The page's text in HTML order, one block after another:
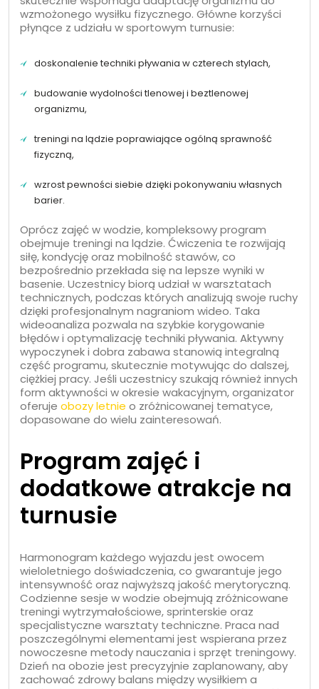
wzmożonego wysiłku fizycznego. Główne korzyści
płynące z udziału w sportowym turnusie:
doskonalenie techniki pływania w czterech stylach,
budowanie wydolności tlenowej i beztlenowej
organizmu,
treningi na lądzie poprawiające ogólną sprawność
fizyczną,
wzrost pewności siebie dzięki pokonywaniu własnych
barier.
Oprócz zajęć w wodzie, kompleksowy program
obejmuje treningi na lądzie. Ćwiczenia te rozwijają
siłę, kondycję oraz mobilność stawów, co
bezpośrednio przekłada się na lepsze wyniki w
basenie. Uczestnicy biorą udział w warsztatach
technicznych, podczas których analizują swoje ruchy
dzięki profesjonalnym nagraniom wideo. Taka
wideoanaliza pozwala na szybkie korygowanie
błędów i optymalizację techniki pływania. Aktywny
wypoczynek i dobra zabawa stanowią integralną
część programu, skutecznie motywując do dalszej,
ciężkiej pracy. Jeśli uczestnicy szukają również innych
form aktywności w okresie wakacyjnym, organizator
oferuje obozy letnie o zróżnicowanej tematyce,
dopasowane do wielu zainteresowań.
Program zajęć i
dodatkowe atrakcje na
turnusie
Harmonogram każdego wyjazdu jest owocem
wieloletniego doświadczenia, co gwarantuje jego
intensywność oraz najwyższą jakość merytoryczną.
Codzienne sesje w wodzie obejmują zróżnicowane
treningi wytrzymałościowe, sprinterskie oraz
specjalistyczne warsztaty techniczne. Praca nad
poszczególnymi elementami jest wspierana przez
nowoczesne metody nauczania i sprzęt treningowy.
Dzień na obozie jest precyzyjnie zaplanowany, aby
zachować zdrowy balans między wysiłkiem a